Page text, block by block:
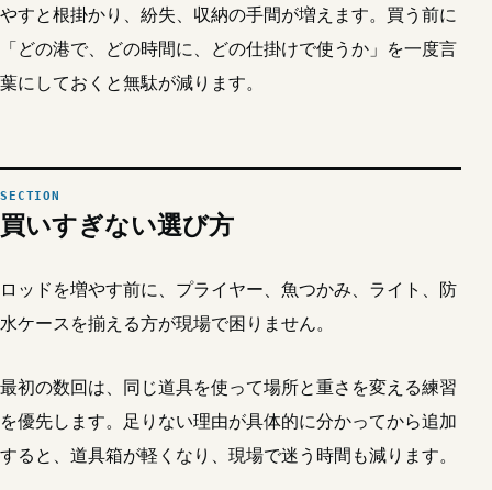
やすと根掛かり、紛失、収納の手間が増えます。買う前に
「どの港で、どの時間に、どの仕掛けで使うか」を一度言
葉にしておくと無駄が減ります。
買いすぎない選び方
ロッドを増やす前に、プライヤー、魚つかみ、ライト、防
水ケースを揃える方が現場で困りません。
最初の数回は、同じ道具を使って場所と重さを変える練習
を優先します。足りない理由が具体的に分かってから追加
すると、道具箱が軽くなり、現場で迷う時間も減ります。